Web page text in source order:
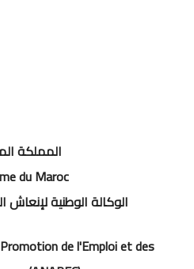
المملكة
du Maroc
الوكالة الوطنية
de l'Emploi et des